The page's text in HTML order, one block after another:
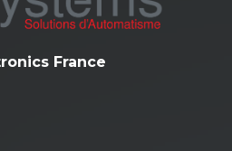
France